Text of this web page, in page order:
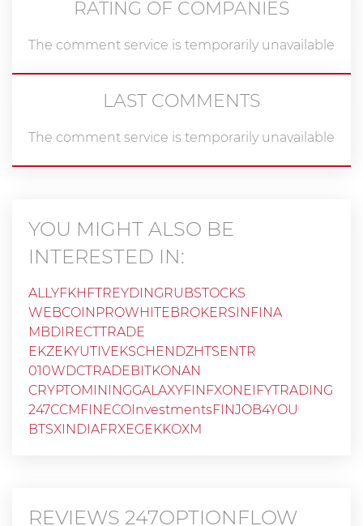
RATING OF COMPANIES
The comment service is temporarily unavailable
LAST COMMENTS
The comment service is temporarily unavailable
YOU MIGHT ALSO BE
INTERESTED IN:
ALLYFKHFTREYDINGRUBSTOCKS
WEBCOINPROWHITEBROKERSINFINA
MBDIRECTTRADE
EKZEKYUTIVEKSCHENDZHTSENTR
010WDCTRADEBITKONAN
CRYPTOMININGGALAXYFINFXONEIFYTRADING
247CCMFINECOInvestmentsFINJOB4YOU
BTSXINDIAFRXEGEKKOXM
REVIEWS 247OPTIONFLOW